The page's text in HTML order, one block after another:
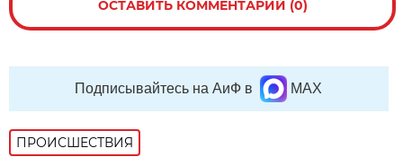
ОСТАВИТЬ КОММЕНТАРИЙ (0)
Подписывайтесь на АиФ в MAX
ПРОИСШЕСТВИЯ